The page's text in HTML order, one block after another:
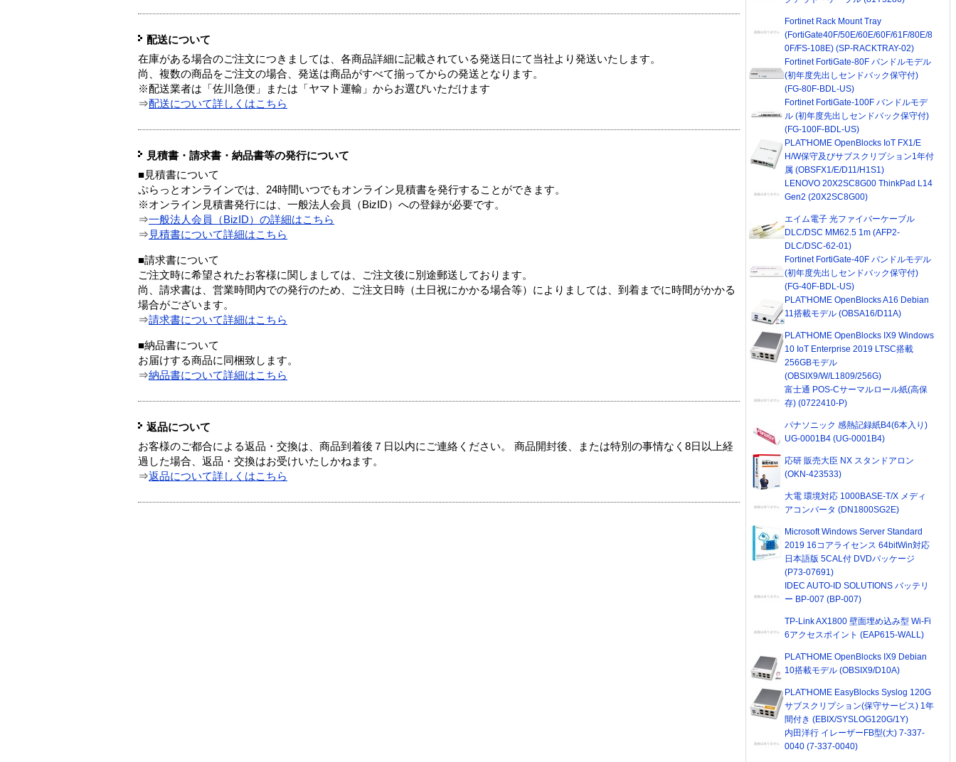
配送について
在庫がある場合のご注文につきましては、各商品詳細に記載されている発送日にて当社より発送いたします。
尚、複数の商品をご注文の場合、発送は商品がすべて揃ってからの発送となります。
※配送業者は「佐川急便」または「ヤマト運輸」からお選びいただけます
⇒配送について詳しくはこちら
見積書・請求書・納品書等の発行について
■見積書について
ぷらっとオンラインでは、24時間いつでもオンライン見積書を発行することができます。
※オンライン見積書発行には、一般法人会員（BizID）への登録が必要です。
⇒一般法人会員（BizID）の詳細はこちら
⇒ 見積書について詳細はこちら
■請求書について
ご注文時に希望されたお客様に関しましては、ご注文後に別途郵送しております。
尚、請求書は、営業時間内での発行のため、ご注文日時（土日祝にかかる場合等）によりましては、到着までに時間がかかる
場合がございます。
⇒請求書について詳細はこちら
■納品書について
お届けする商品に同梱致します。
⇒納品書について詳細はこちら
返品について
お客様のご都合による返品・交換は、商品到着後７日以内にご連絡ください。 商品開封後、または特別の事情なく8日以上経
過した場合、返品・交換はお受けいたしかねます。
⇒返品について詳しくはこちら
Fortinet Rack Mount Tray
(FortiGate40F/50E/60E/60F/61F/80E/8
0F/FS-108E) (SP-RACKTRAY-02)
Fortinet FortiGate-80F バンドルモデル
(初年度先出しセンドバック保守付)
(FG-80F-BDL-US)
Fortinet FortiGate-100F バンドルモデ
ル (初年度先出しセンドバック保守付)
(FG-100F-BDL-US)
PLAT'HOME OpenBlocks IoT FX1/E
H/W保守及びサブスクリプション1年付
属 (OBSFX1/E/D11/H1S1)
LENOVO 20X2SC8G00 ThinkPad L14
Gen2 (20X2SC8G00)
エイム電子 光ファイバーケーブル
DLC/DSC MM62.5 1m (AFP2-
DLC/DSC-62-01)
Fortinet FortiGate-40F バンドルモデル
(初年度先出しセンドバック保守付)
(FG-40F-BDL-US)
PLAT'HOME OpenBlocks A16 Debian
11搭載モデル (OBSA16/D11A)
PLAT'HOME OpenBlocks IX9 Windows
10 IoT Enterprise 2019 LTSC搭載
256GBモデル
(OBSIX9/W/L1809/256G)
富士通 POS-Cサーマルロール紙(高保
存) (0722410-P)
パナソニック 感熱記録紙B4(6本入り)
UG-0001B4 (UG-0001B4)
応研 販売大臣 NX スタンドアロン
(OKN-423533)
大電 環境対応 1000BASE-T/X メディ
アコンバータ (DN1800SG2E)
Microsoft Windows Server Standard
2019 16コアライセンス 64bitWin対応
日本語版 5CAL付 DVDパッケージ
(P73-07691)
IDEC AUTO-ID SOLUTIONS バッテリ
ー BP-007 (BP-007)
TP-Link AX1800 壁面埋め込み型 Wi-Fi
6アクセスポイント (EAP615-WALL)
PLAT'HOME OpenBlocks IX9 Debian
10搭載モデル (OBSIX9/D10A)
PLAT'HOME EasyBlocks Syslog 120G
サブスクリプション(保守サービス) 1年
間付き (EBIX/SYSLOG120G/1Y)
内田洋行 イレーザーFB型(大) 7-337-
0040 (7-337-0040)